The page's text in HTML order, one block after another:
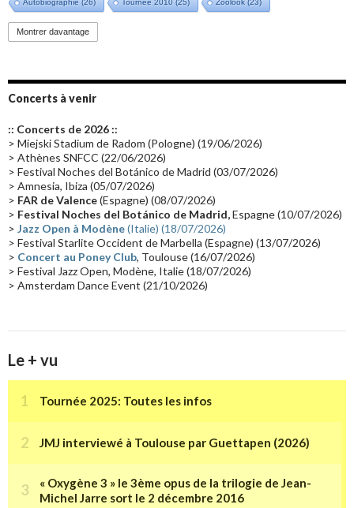
Autobiographie (26) Tournée 2010 (25) Zoolook (23)
Promo 2019(23)
Groupe de Recherche Musicale
Passages radio Vidéo Jarrecast (16) Synthé 80's
Les concerts en Chine(16) Cinéma
Synthé Roland(15) Belgique(15)
(14) Astronomie (14)
Tournée 2025(14) 2024(14) Chine(13)
Montrer davantage
Concerts à venir
:: Concerts de 2026 ::
> Miejski Stadium de Radom (Pologne) (19/06/2026)
> Athènes SNFCC (22/06/2026)
> Festival Noches del Botánico de Madrid (03/07/2026)
> Amnesia, Ibiza (05/07/2026)
> FAR de Valence(Espagne) (08/07/2026)
> Festival Noches del Botánico de Madrid,Espagne (10/07/2026)
> Jazz Open à Modène(Italie) (18/07/2026)
> Festival Starlite Occident de Marbella (Espagne) (13/07/2026)
> Concert au Poney Club, Toulouse (16/07/2026)
> Festival Jazz Open, Modène, Italie (18/07/2026)
> Amsterdam Dance Event (21/10/2026)
Le + vu